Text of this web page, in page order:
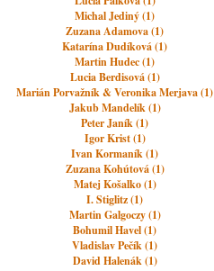
Michal Jediný (1)
Zuzana Adamova (1)
Katarína Dudíková (1)
Martin Hudec (1)
Lucia Berdisová (1)
Marián Porvažník & Veronika Merjava (1)
Jakub Mandelík (1)
Peter Janík (1)
Igor Krist (1)
Ivan Kormaník (1)
Zuzana Kohútová (1)
Matej Košalko (1)
I. Stiglitz (1)
Martin Galgoczy (1)
Bohumil Havel (1)
Vladislav Pečík (1)
David Halenák (1)